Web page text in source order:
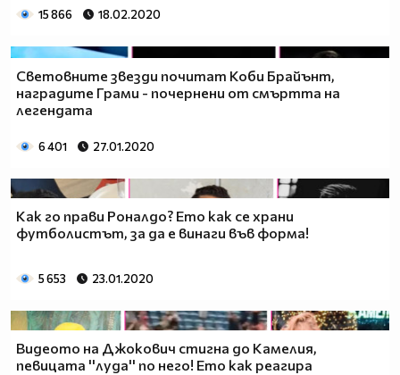
15 866 18.02.2020
Световните звезди почитат Коби Брайънт,
наградите Грами - почернени от смъртта на
легендата
6 401 27.01.2020
Как го прави Роналдо? Ето как се храни
футболистът, за да е винаги във форма!
5 653 23.01.2020
Видеото на Джокович стигна до Камелия,
певицата ''луда'' по него! Ето как реагира